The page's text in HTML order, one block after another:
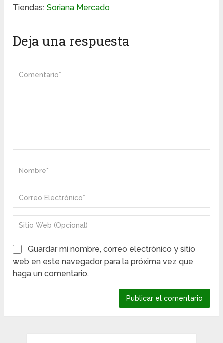
Tiendas: Soriana Mercado
Deja una respuesta
Guardar mi nombre, correo electrónico y sitio
web en este navegador para la próxima vez que
haga un comentario.